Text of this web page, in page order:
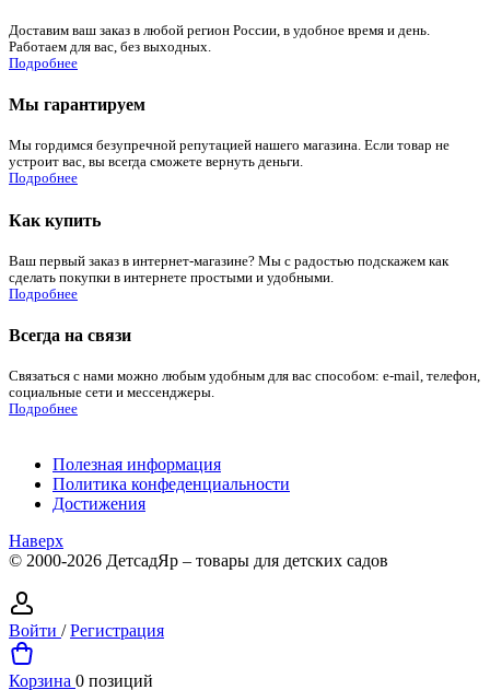
Доставим ваш заказ в любой регион России, в удобное время и день.
Работаем для вас, без выходных.
Подробнее
Мы гарантируем
Мы гордимся безупречной репутацией нашего магазина. Если товар не
устроит вас, вы всегда сможете вернуть деньги.
Подробнее
Как купить
Ваш первый заказ в интернет-магазине? Мы с радостью подскажем как
сделать покупки в интернете простыми и удобными.
Подробнее
Всегда на связи
Связаться с нами можно любым удобным для вас способом: e-mail, телефон,
социальные сети и мессенджеры.
Подробнее
Полезная информация
Политика конфеденциальности
Достижения
Наверх
© 2000-2026 ДетсадЯр – товары для детских садов
Войти /Регистрация
Корзина 0 позиций